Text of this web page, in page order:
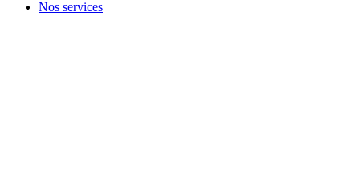
Nos services